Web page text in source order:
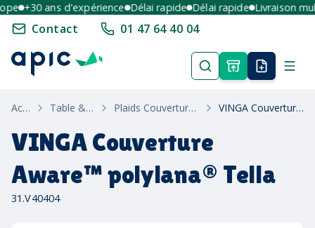
+30 ans d'expérience Délai rapide Délai rapide Livraison
Contact 01 47 64 40 04
Accueil Table & Maison Plaids Couvertures & Linge De Bain VINGA Couverture Aware™ polylana® Tella
VINGA Couverture
Aware™ polylana® Tella
31.V40404